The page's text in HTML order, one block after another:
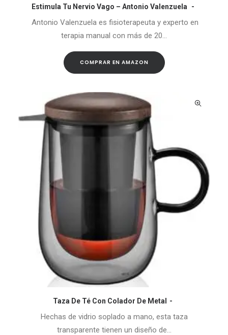
COMPRAR EN AMAZON
Estimula Tu Nervio Vago – Antonio Valenzuela
Antonio Valenzuela es fisioterapeuta y experto en
terapia manual con más de 20…
COMPRAR EN AMAZON
Taza De Té Con Colador De Metal
Hechas de vidrio soplado a mano, esta taza
transparente tienen un diseño de…